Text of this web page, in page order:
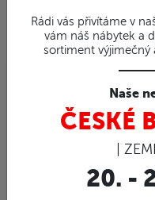
Rádi vás přivítáme v
vám náš nábytek a
sortiment výjimečný
Naše
ČESKÉ
|
20. -
Ratanová
Pohovka
ratanu